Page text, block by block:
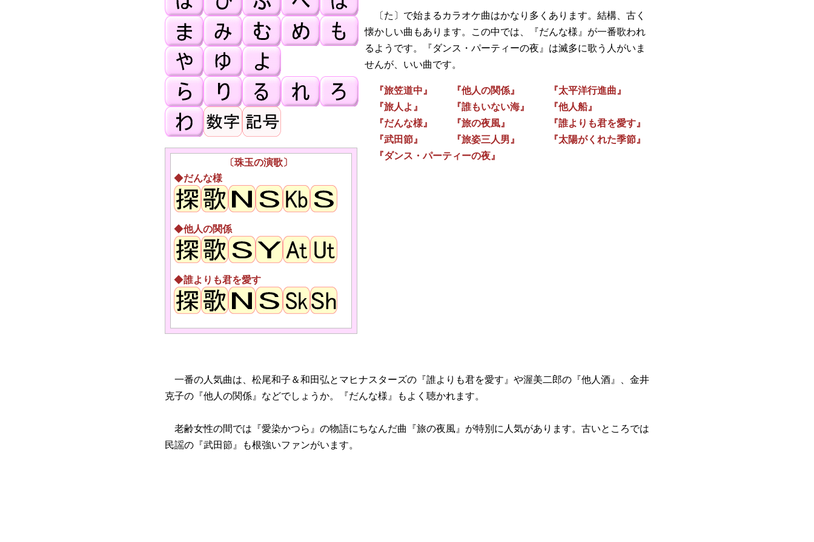
〔た〕で始まるカラオケ曲はかなり多くあります。結構、古く
懐かしい曲もあります。この中では、『だんな様』が一番歌われ
るようです。『ダンス・パーティーの夜』は滅多に歌う人がいま
せんが、いい曲です。
『旅笠道中』 『他人の関係』 『太平洋行進曲』
『旅人よ』 『誰もいない海』 『他人船』
『だんな様』 『旅の夜風』 『誰よりも君を愛す』
『武田節』 『旅姿三人男』 『太陽がくれた季節』
『ダンス・パーティーの夜』
〔珠玉の演歌〕
◆だんな様
◆他人の関係
◆誰よりも君を愛す
一番の人気曲は、松尾和子＆和田弘とマヒナスターズの『誰よりも君を愛す』や渥美二郎の『他人酒』、金井
克子の『他人の関係』などでしょうか。『だんな様』もよく聴かれます。
老齢女性の間では『愛染かつら』の物語にちなんだ曲『旅の夜風』が特別に人気があります。古いところでは
民謡の『武田節』も根強いファンがいます。